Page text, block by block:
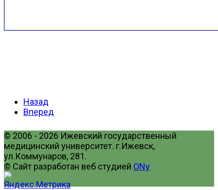
Назад
Вперед
© 2006 - 2026 Ижевский государственный
медицинский университет. г.Ижевск,
ул.Коммунаров, 281.
© Сайт разработан веб студией ONy